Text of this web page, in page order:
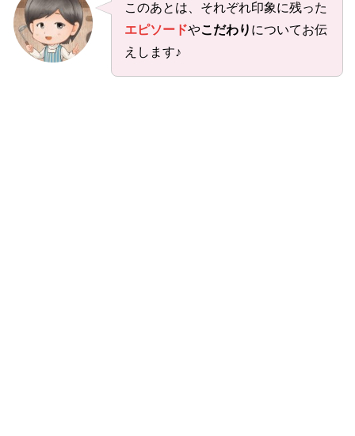
このあとは、それぞれ印象に残った
エピソードやこだわり についてお伝
えします♪